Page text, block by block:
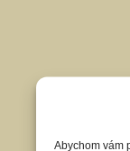
Abychom vám